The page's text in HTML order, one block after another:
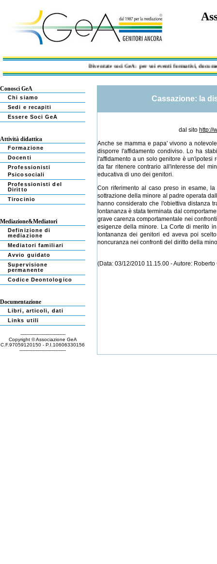
Diventate soci GeA: per voi eventi formativi,
Conosci GeA
Chi siamo
Sedi e recapiti
Essere Soci GeA
Attività didattica
Formazione
Docenti
Professionisti
Psicosociali
Professionisti del
Diritto
Tirocinio
Mediazione&Mediatori
Definizione di
mediazione
Mediatori familiari
Avvio guidato
Supervisione
permanente
Codice Deontologico
Documentazione
Libri, articoli, dati
Links utili
-------------------------------
Copyright © Associazione GeA
C.F.97059120150 - P.I.10606330156
--------------------------------
Cassazione: la
dal sito http://
Anche se mamma e papa' vivono a
disporre l'affidamento condiviso. Lo ha
l'affidamento a un solo genitore è
da far ritenere contrario all'interesse del
educativa di uno dei genitori.
Con riferimento al caso preso in esame,
sottrazione della minore al padre operata
hanno considerato che l'obiettiva distanza
lontananza è stata terminata dal
grave carenza comportamentale nei
esigenze della minore. La Corte di merito
lontananza dei genitori ed aveva poi
noncuranza nei confronti del diritto della
(Data: 03/12/2010 11.15.00 - Autore: Roberto